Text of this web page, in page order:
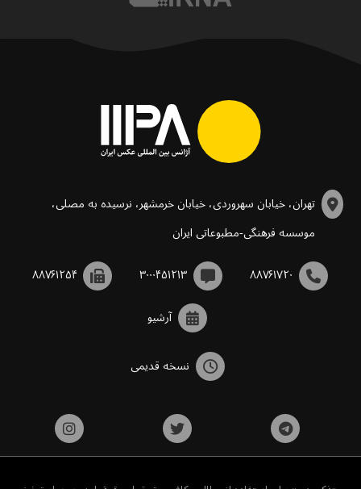
تهران، خیابان سهروردی، خیابان خرمشهر، نرسیده به مصلی،
موسسه فرهنگی-مطبوعاتی ایران
۸۸۷۶۱۷۲۰ ۳۰۰۰۴۵۱۲۱۳ ۸۸۷۶۱۲۵۴
آرشیو
نسخه قدیمی